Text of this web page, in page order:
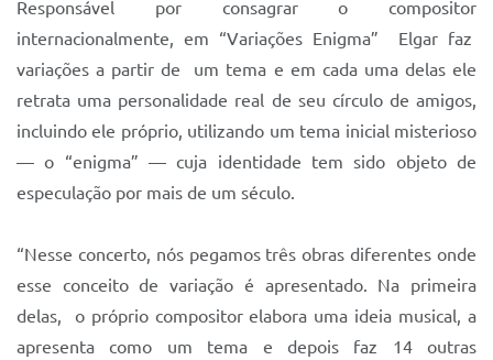
Responsável por consagrar o compositor
internacionalmente, em “Variações Enigma” Elgar faz
variações a partir de um tema e em cada uma delas ele
retrata uma personalidade real de seu círculo de amigos,
incluindo ele próprio, utilizando um tema inicial misterioso
— o “enigma” — cuja identidade tem sido objeto de
especulação por mais de um século.
“Nesse concerto, nós pegamos três obras diferentes onde
esse conceito de variação é apresentado. Na primeira
delas, o próprio compositor elabora uma ideia musical, a
apresenta como um tema e depois faz 14 outras